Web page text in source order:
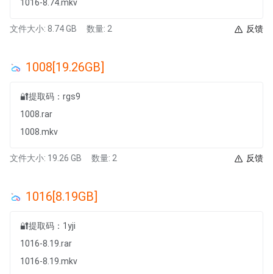
1016-8.74.mkv
文件大小: 8.74 GB 数量: 2 反馈
1008[19.26GB]
🔐提取码：rgs9
1008.rar
1008.mkv
文件大小: 19.26 GB 数量: 2 反馈
1016[8.19GB]
🔐提取码：1yji
1016-8.19.rar
1016-8.19.mkv